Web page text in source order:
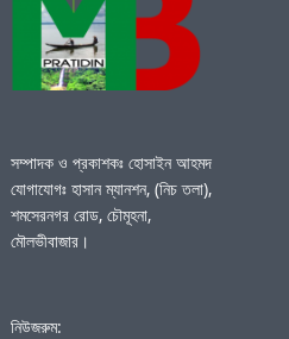
সম্পাদক ও প্রকাশকঃ হোসাইন আহমদ
যোগাযোগঃ হাসান ম্যানশন, (নিচ তলা),
শমসেরনগর রোড, চৌমূহনা,
মৌলভীবাজার।
নিউজরুম: